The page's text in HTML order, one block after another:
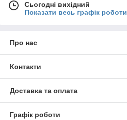
Сьогодні вихідний
Показати весь графік роботи
Про нас
Контакти
Доставка та оплата
Графік роботи